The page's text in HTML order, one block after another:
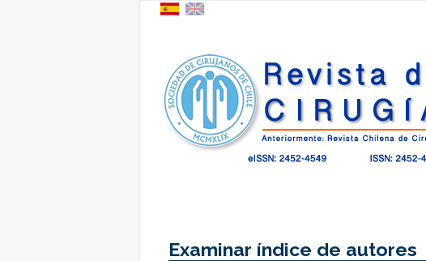
Examinar índice de autores